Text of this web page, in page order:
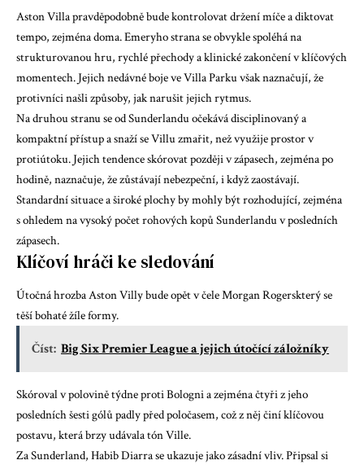
Aston Villa pravděpodobně bude kontrolovat držení míče a diktovat
tempo, zejména doma. Emeryho strana se obvykle spoléhá na
strukturovanou hru, rychlé přechody a klinické zakončení v klíčových
momentech. Jejich nedávné boje ve Villa Parku však naznačují, že
protivníci našli způsoby, jak narušit jejich rytmus.
Na druhou stranu se od Sunderlandu očekává disciplinovaný a
kompaktní přístup a snaží se Villu zmařit, než využije prostor v
protiútoku. Jejich tendence skórovat později v zápasech, zejména po
hodině, naznačuje, že zůstávají nebezpeční, i když zaostávají.
Standardní situace a široké plochy by mohly být rozhodující, zejména
s ohledem na vysoký počet rohových kopů Sunderlandu v posledních
zápasech.
Klíčoví hráči ke sledování
Útočná hrozba Aston Villy bude opět v čeleMorgan Rogerskterý se
těší bohaté žíle formy.
Číst: Big Six Premier League a jejich útočící záložníky
Skóroval v polovině týdne proti Bologni a zejména čtyři z jeho
posledních šesti gólů padly před poločasem, což z něj činí klíčovou
postavu, která brzy udávala tón Ville.
Za Sunderland, Habib Diarrase ukazuje jako zásadní vliv. Připsal si